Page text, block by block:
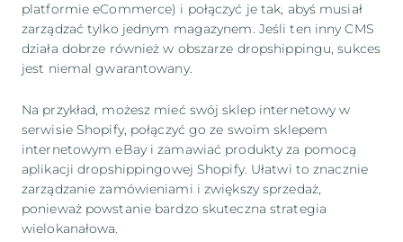
platformie eCommerce) i połączyć je tak, abyś musiał
zarządzać tylko jednym magazynem. Jeśli ten inny CMS
działa dobrze również w obszarze dropshippingu, sukces
jest niemal gwarantowany.
Na przykład, możesz mieć swój sklep internetowy w
serwisie Shopify, połączyć go ze swoim sklepem
internetowym eBay i zamawiać produkty za pomocą
aplikacji dropshippingowej Shopify. Ułatwi to znacznie
zarządzanie zamówieniami i zwiększy sprzedaż,
ponieważ powstanie bardzo skuteczna strategia
wielokanałowa.